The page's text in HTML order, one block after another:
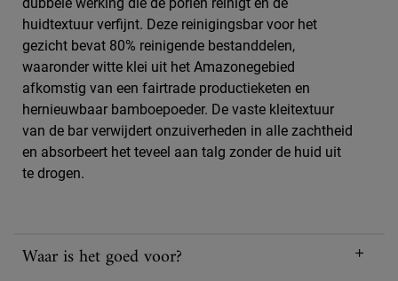
huidtextuur verfijnt. Deze reinigingsbar voor het
gezicht bevat 80% reinigende bestanddelen,
waaronder witte klei uit het Amazonegebied
afkomstig van een fairtrade productieketen en
hernieuwbaar bamboepoeder. De vaste kleitextuur
van de bar verwijdert onzuiverheden in alle zachtheid
en absorbeert het teveel aan talg zonder de huid uit
te drogen.
Waar is het goed voor?